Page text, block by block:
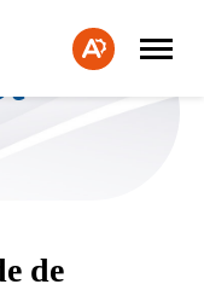
Ouvrir
la
la
site
de